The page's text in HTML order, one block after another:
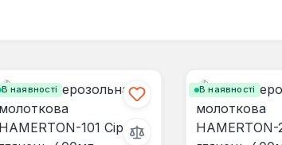
В наявності В наявності